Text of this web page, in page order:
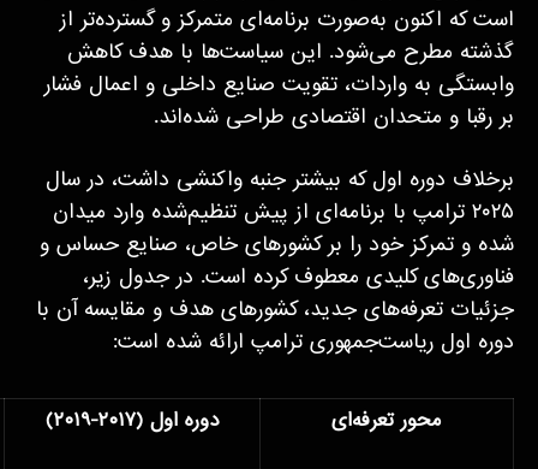
است که اکنون به‌صورت برنامه‌ای متمرکز و گسترده‌تر از
گذشته مطرح می‌شود. این سیاست‌ها با هدف کاهش
وابستگی به واردات، تقویت صنایع داخلی و اعمال فشار
بر رقبا و متحدان اقتصادی طراحی شده‌اند.
برخلاف دوره اول که بیشتر جنبه واکنشی داشت، در سال
۲۰۲۵ ترامپ با برنامه‌ای از پیش تنظیم‌شده وارد میدان
شده و تمرکز خود را بر کشورهای خاص، صنایع حساس و
فناوری‌های کلیدی معطوف کرده است. در جدول زیر،
جزئیات تعرفه‌های جدید، کشورهای هدف و مقایسه آن با
دوره اول ریاست‌جمهوری ترامپ ارائه شده است:
محور تعرفه‌ای دوره اول (۲۰۱۷-۲۰۱۹)